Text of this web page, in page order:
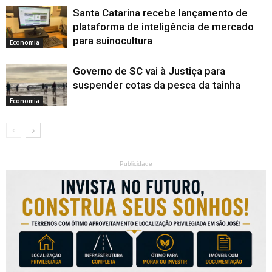
Economia
Santa Catarina recebe lançamento de
plataforma de inteligência de mercado
para suinocultura
Economia
Governo de SC vai à Justiça para
suspender cotas da pesca da tainha
Publicidade